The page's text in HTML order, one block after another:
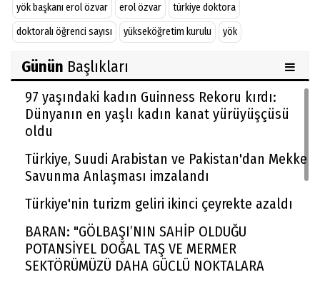
yök başkanı erol özvar erol özvar
türkiye doktora
doktoralı öğrenci sayısı
yükseköğretim kurulu yök
Günün Başlıkları
97 yaşındaki kadın Guinness Rekoru kırdı:
Dünyanın en yaşlı kadın kanat yürüyüşçüsü
oldu
Türkiye, Suudi Arabistan ve Pakistan'dan Mekke
Savunma Anlaşması imzalandı
Türkiye'nin turizm geliri ikinci çeyrekte azaldı
BARAN: "GÖLBAŞI’NIN SAHİP OLDUĞU
POTANSİYEL DOĞAL TAŞ VE MERMER
SEKTÖRÜMÜZÜ DAHA GÜÇLÜ NOKTALARA